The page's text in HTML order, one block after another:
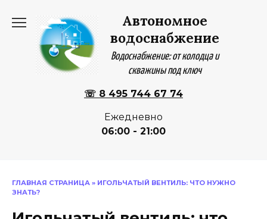
содержанию
Автономное
водоснабжение
Водоснабжение: от колодца и
скважины под ключ
☏ 8 495 744 67 74
Ежедневно
06:00 - 21:00
ГЛАВНАЯ СТРАНИЦА » ИГОЛЬЧАТЫЙ ВЕНТИЛЬ: ЧТО НУЖНО
ЗНАТЬ?